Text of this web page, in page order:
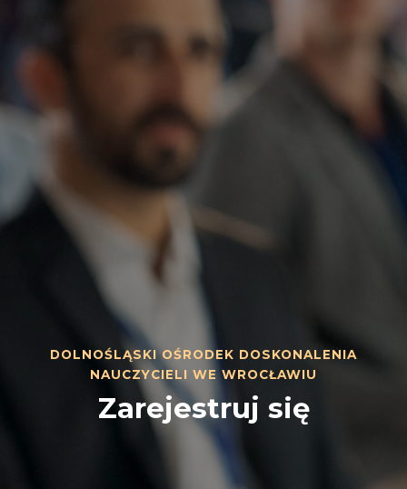
DOLNOŚLĄSKI OŚRODEK DOSKONALENIA
NAUCZYCIELI WE WROCŁAWIU
Zarejestruj się